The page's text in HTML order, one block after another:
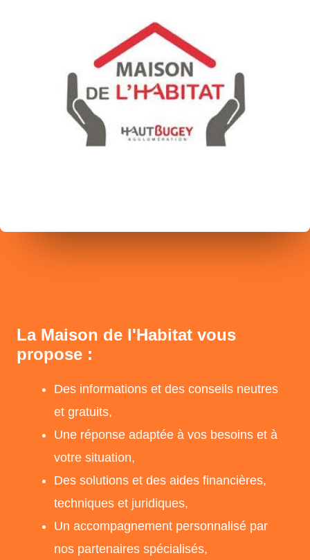
La Maison de l'Habitat vous
propose :
Des informations et des conseils neutres
et gratuits,
Une réponse adaptée à vos besoins et à
votre situation,
Des solutions et des aides financières,
techniques et juridiques,
Un accompagnement personnalisé par
nos partenaires spécialisés,